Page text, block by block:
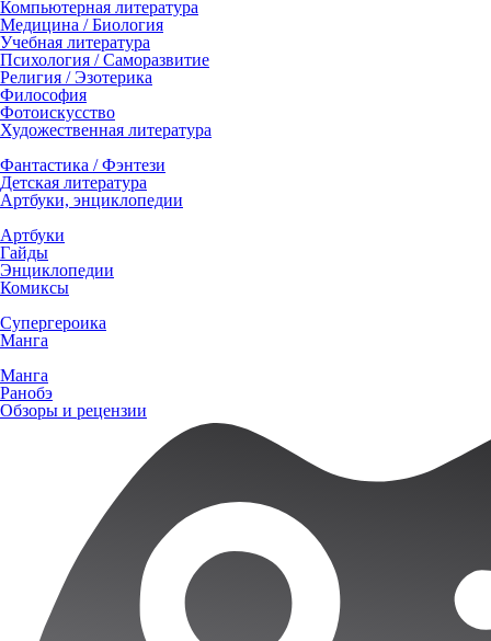
Компьютерная литература
Медицина / Биология
Учебная литература
Психология / Саморазвитие
Религия / Эзотерика
Философия
Фотоискусство
Художественная литература
Фантастика / Фэнтези
Детская литература
Артбуки, энциклопедии
Артбуки
Гайды
Энциклопедии
Комиксы
Супергероика
Манга
Манга
Ранобэ
Обзоры и рецензии